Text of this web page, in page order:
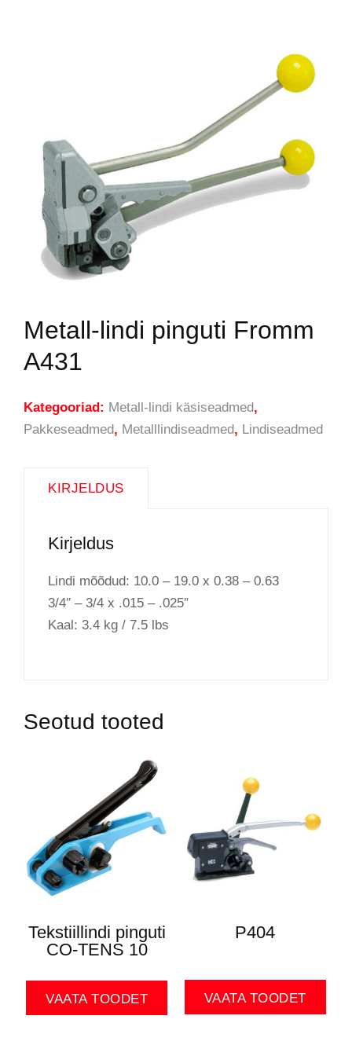
Metall-lindi pinguti Fromm
A431
Kategooriad: Metall-lindi käsiseadmed,
Pakkeseadmed, Metalllindiseadmed, Lindiseadmed
KIRJELDUS
Kirjeldus
Lindi mõõdud: 10.0 – 19.0 x 0.38 – 0.63
3/4″ – 3/4 x .015 – .025″
Kaal: 3.4 kg / 7.5 lbs
Seotud tooted
Tekstiillindi pinguti
CO-TENS 10
VAATA TOODET
P404
VAATA TOODET